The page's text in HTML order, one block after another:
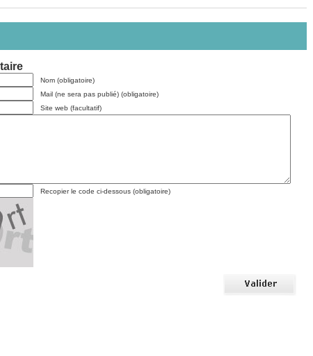
Nom (obligatoire)
Mail (ne sera pas publié) (obligatoire)
Site web (facultatif)
Recopier le code ci-dessous (obligatoire)